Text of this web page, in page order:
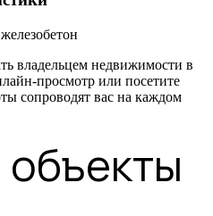
владельцем недвижимости в
просмотр или посетите
сопроводят вас на каждом